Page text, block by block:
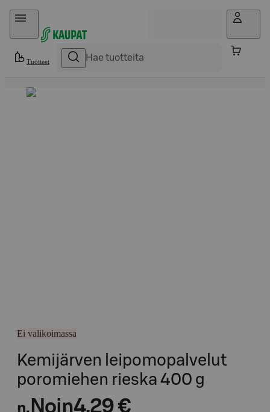
Hyppää sisältöön
Tuotteet
Ei valikoimassa
Kemijärven leipomopalvelut
poromiehen rieska 400 g
n. Noin4,29 €